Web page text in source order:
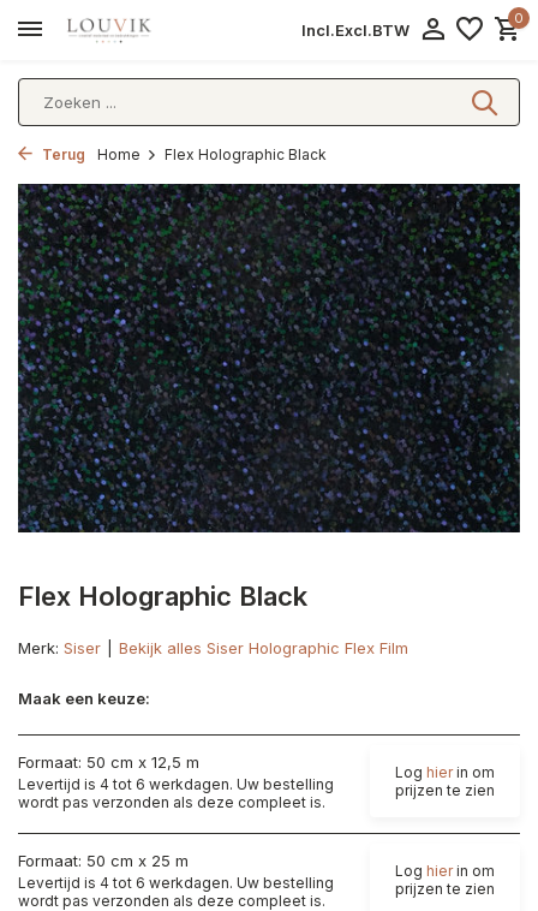
Incl.Excl.BTW
0
Terug Home Flex Holographic Black
Flex Holographic Black
Merk: Siser Bekijk alles Siser Holographic Flex Film
Maak een keuze:
Formaat: 50 cm x 12,5 m
Levertijd is 4 tot 6 werkdagen. Uw bestelling
wordt pas verzonden als deze compleet is.
Log hierin om
prijzen te zien
Formaat: 50 cm x 25 m
Levertijd is 4 tot 6 werkdagen. Uw bestelling
wordt pas verzonden als deze compleet is.
Log hierin om
prijzen te zien